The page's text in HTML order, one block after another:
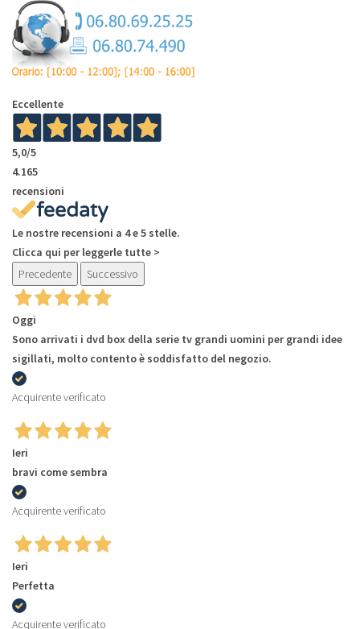
Eccellente
5,0/5
4.165
recensioni
Le nostre recensioni a 4 e 5 stelle.
Clicca qui per leggerle tutte >
Precedente
Successivo
Oggi
Sono arrivati i dvd box della serie tv grandi uomini per grandi idee
sigillati, molto contento è soddisfatto del negozio.
Acquirente verificato
Ieri
bravi come sembra
Acquirente verificato
Ieri
Perfetta
Acquirente verificato